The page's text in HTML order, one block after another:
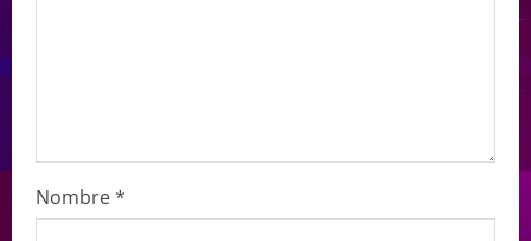
Nombre*